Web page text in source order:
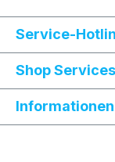
Service-
Shop Services
Informationen